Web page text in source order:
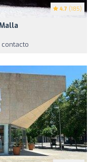
4.7 (185)